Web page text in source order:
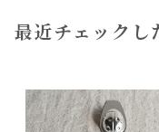
最近チェックし